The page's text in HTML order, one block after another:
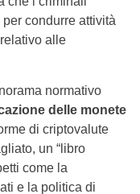
condurre attività
alle
normativo
delle monete
di criptovalute
un “libro
come la
e la politica di